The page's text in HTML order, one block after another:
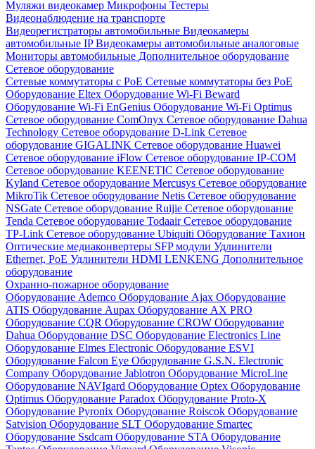
Муляжи видеокамер Микрофоны Тестеры
Видеонаблюдение на транспорте
Видеорегистраторы автомобильные Видеокамеры
автомобильные IPВидеокамеры автомобильные аналоговые
Мониторы автомобильные Дополнительное оборудование
Сетевое оборудование
Сетевые коммутаторы с РоЕ Сетевые коммутаторы без РоЕ
Оборудование Eltex Оборудование Wi-Fi Beward
Оборудование Wi-Fi EnGenius Оборудование Wi-Fi Optimus
Сетевое оборудование ComOnyx Сетевое оборудование Dahua
Technology Сетевое оборудование D-Link Сетевое
оборудование GIGALINK Сетевое оборудование Huawei
Сетевое оборудование iFlow Сетевое оборудование IP-COM
Сетевое оборудование KEENETIC Сетевое оборудование
Kyland Сетевое оборудование Mercusys Сетевое оборудование
MikroTik Сетевое оборудование Netis Сетевое оборудование
NSGate Сетевое оборудование Ruijie Сетевое оборудование
Tenda Сетевое оборудование TodaairСетевое оборудование
TP-Link Сетевое оборудование Ubiquiti Оборудование Тахион
Оптические медиаконвертеры SFP модули Удлинители
Ethernet, PoE Удлинители HDMI LENKENG Дополнительное
оборудование
Охранно-пожарное оборудование
Оборудование Ademco Оборудование Ajax Оборудование
ATIS Оборудование Aupax Оборудование AX PRO
Оборудование CQR Оборудование CROW Оборудование
Dahua Оборудование DSC Оборудование Electronics Line
Оборудование Elmes Electronic Оборудование ESVI
Оборудование Falcon Eye Оборудование G.S.N. Electronic
Company Оборудование Jablotron Оборудование MicroLine
Оборудование NAVIgard Оборудование Optex Оборудование
Optimus Оборудование Paradox Оборудование Proto-X
Оборудование Pyronix Оборудование Roiscok Оборудование
Satvision Оборудование SLT Оборудование Smartec
Оборудование Ssdcam Оборудование STA Оборудование